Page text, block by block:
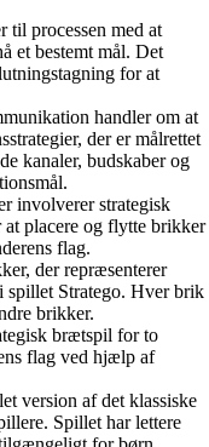
til processen med at
et bestemt mål. Det
for at
handler om at
der er målrettet
kanaler, budskaber og
involverer strategisk
placere og flytte brikker
flag.
der repræsenterer
spillet Stratego. Hver brik
brikker.
brætspil for to
flag ved hjælp af
version af det klassiske
Spillet har lettere